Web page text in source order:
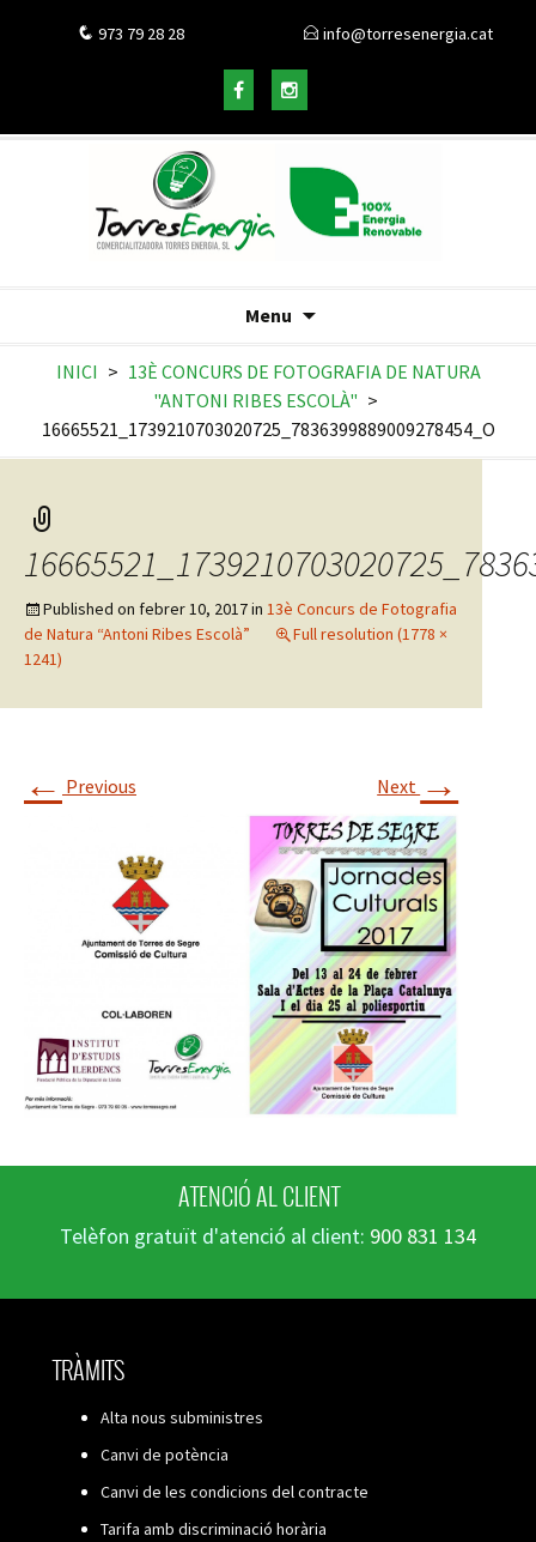
973 79 28 28 info@torresenergia.cat
Menu
INICI > 13È CONCURS DE FOTOGRAFIA DE NATURA
"ANTONI RIBES ESCOLÀ" >
16665521_1739210703020725_7836399889009278454_O
Published on febrer 10, 2017in 13è Concurs de Fotografia
de Natura “Antoni Ribes Escolà”
Full resolution (1778 ×
1241)
← Previous Next→
ATENCIÓ AL CLIENT
Telèfon gratuït d'atenció al client: 900 831 134
TRÀMITS
Alta nous subministres
Canvi de potència
Canvi de les condicions del contracte
Tarifa amb discriminació horària